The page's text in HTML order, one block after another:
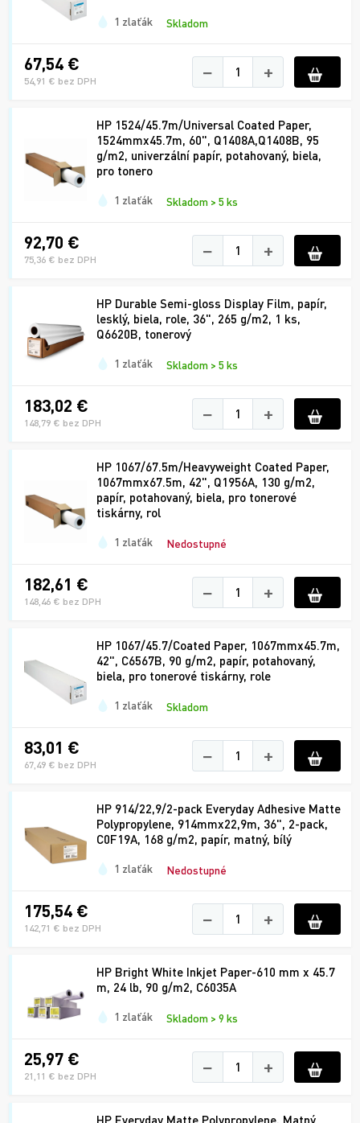
1 zlaťák Skladom
67,54 €
54,91 € bez DPH − +
HP 1524/45.7m/Universal Coated Paper,
1524mmx45.7m, 60", Q1408A,Q1408B, 95
g/m2, univerzální papír, potahovaný, biela,
pro tonero
1 zlaťák Skladom > 5 ks
92,70 €
75,36 € bez DPH − +
HP Durable Semi-gloss Display Film, papír,
lesklý, biela, role, 36", 265 g/m2, 1 ks,
Q6620B, tonerový
1 zlaťák Skladom > 5 ks
183,02 €
148,79 € bez DPH − +
HP 1067/67.5m/Heavyweight Coated Paper,
1067mmx67.5m, 42", Q1956A, 130 g/m2,
papír, potahovaný, biela, pro tonerové
tiskárny, rol
1 zlaťák Nedostupné
182,61 €
148,46 € bez DPH − +
HP 1067/45.7/Coated Paper, 1067mmx45.7m,
42", C6567B, 90 g/m2, papír, potahovaný,
biela, pro tonerové tiskárny, role
1 zlaťák Skladom
83,01 €
67,49 € bez DPH − +
HP 914/22,9/2-pack Everyday Adhesive Matte
Polypropylene, 914mmx22,9m, 36", 2-pack,
C0F19A, 168 g/m2, papír, matný, bílý
1 zlaťák Nedostupné
175,54 €
142,71 € bez DPH − +
HP Bright White Inkjet Paper-610 mm x 45.7
m, 24 lb, 90 g/m2, C6035A
1 zlaťák Skladom > 9 ks
25,97 €
21,11 € bez DPH − +
HP Everyday Matte Polypropylene, Matný